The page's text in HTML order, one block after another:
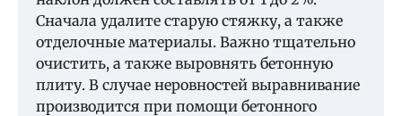
Сначала удалите старую стяжку, а также
отделочные материалы. Важно тщательно
очистить, а также выровнять бетонную
плиту. В случае неровностей выравнивание
производится при помощи бетонного